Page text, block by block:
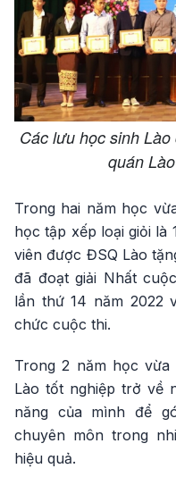
Các lưu học sinh
quán
Trong hai năm học
học tập xếp loại giỏi là
viên được ĐSQ Lào
đã đoạt giải Nhất
lần thứ 14 năm 2022
chức cuộc thi.
Trong 2 năm học
Lào tốt nghiệp trở về
năng của mình để
chuyên môn trong
hiệu quả.